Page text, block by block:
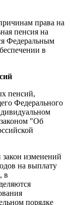
права на
пенсия на
Федеральным
в
пенсий,
Федерального
"Об
изменений
на выплату
в
порядке